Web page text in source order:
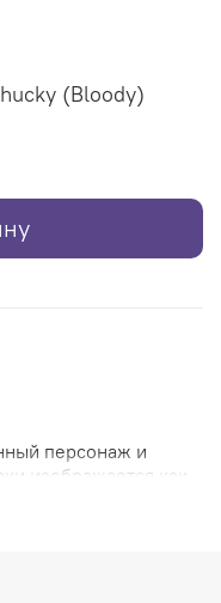
(Bloody)
персонаж и
изображается как
истекая кровью от